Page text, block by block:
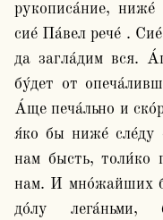
рукописа́ние,
сие́ Па́вел рече́ .
да загла́дим вся.
бу́дет от
А́ще печа́льно и
я́ко бы ниже́ сле́ду
нам бысть, толи́ко
нам. И мно́жайших
до́лу лега́ньми,